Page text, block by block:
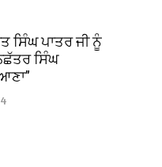
ਸਿੰਘ ਪਾਤਰ ਜੀ ਨੂੰ
ਸਿੰਘ